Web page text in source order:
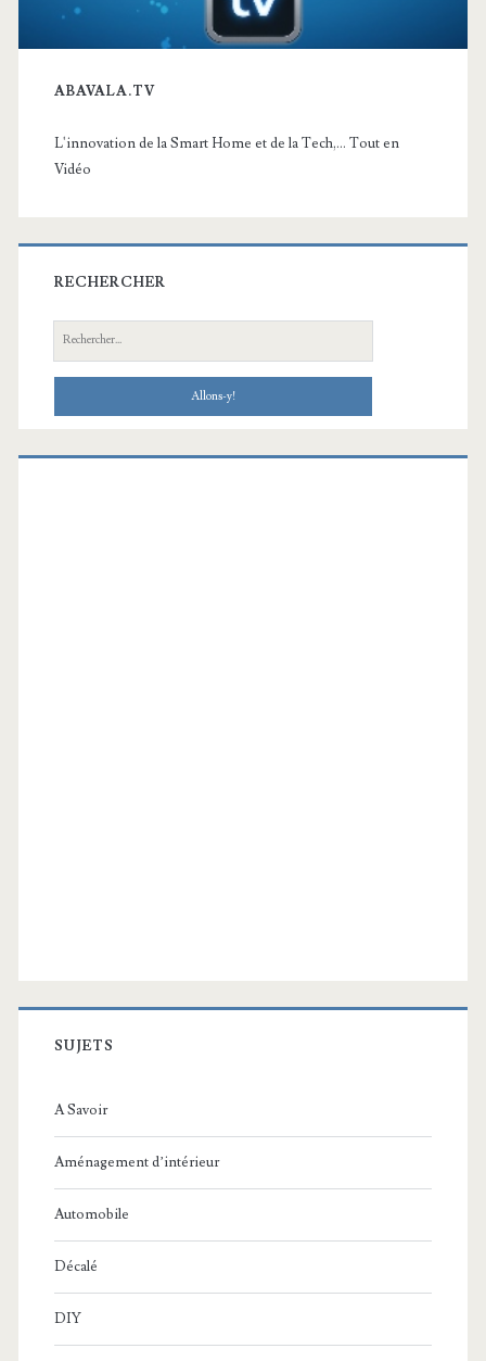
ABAVALA.TV
L'innovation de la Smart Home et de la Tech,... Tout en
Vidéo
RECHERCHER
Recherche:
SUJETS
A Savoir
Aménagement d’intérieur
Automobile
Décalé
DIY